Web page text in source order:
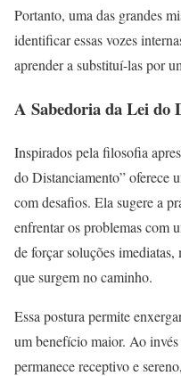
Portanto, uma das grandes
identificar essas vozes
aprender a substituí-las por
A Sabedoria da Lei do
Inspirados pela filosofia
do Distanciamento” oferece
com desafios. Ela sugere a
enfrentar os problemas com
de forçar soluções
que surgem no caminho.
Essa postura permite
um benefício maior. Ao
permanece receptivo e